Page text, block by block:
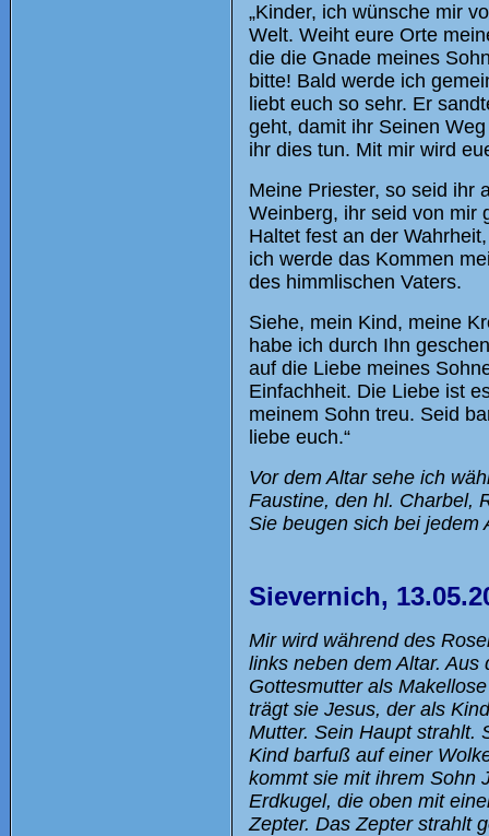
„Kinder, ich wünsche mir
Welt. Weiht eure Orte
die die Gnade meines
bitte! Bald werde ich
liebt euch so sehr. Er
geht, damit ihr Seinen
ihr dies tun. Mit mir wird
Meine Priester, so seid ihr
Weinberg, ihr seid von mir
Haltet fest an der
ich werde das Kommen
des himmlischen Vaters.
Siehe, mein Kind, meine
habe ich durch Ihn
auf die Liebe meines
Einfachheit. Die Liebe ist
meinem Sohn treu. Seid
liebe euch.“
Vor dem Altar sehe ich
Faustine, den hl. Charbel,
Sie beugen sich bei jedem
Sievernich,
Mir wird während des
links neben dem Altar.
Gottesmutter als
trägt sie Jesus, der als
Mutter. Sein Haupt strahlt.
Kind barfuß auf einer
kommt sie mit ihrem Sohn
Erdkugel, die oben mit
Zepter. Das Zepter strahlt